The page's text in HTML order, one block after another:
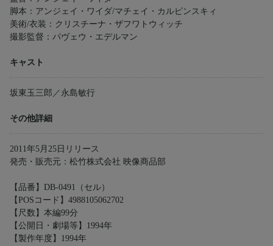
脚本：アンジェイ・ワイダ/マチェイ・カルピンスキィ
美術/衣装：クリスチーナ・ザフワトウィッチ
撮影監督：パヴェウ・エデルマン
キャスト
坂東玉三郎／永島敏行
その他詳細
2011年5月25日リリース
発売・販売元：松竹株式会社 映像商品部
【品番】DB-0491（セル）
【POSコード】4988105062702
【尺数】本編99分
【公開日・劇場等】1994年
【製作年度】1994年